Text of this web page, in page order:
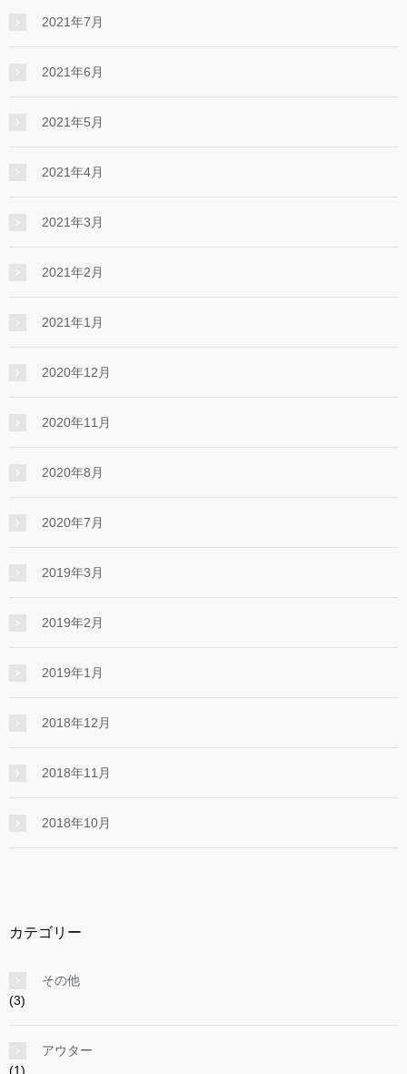
2021年7月
2021年6月
2021年5月
2021年4月
2021年3月
2021年2月
2021年1月
2020年12月
2020年11月
2020年8月
2020年7月
2019年3月
2019年2月
2019年1月
2018年12月
2018年11月
2018年10月
カテゴリー
その他
(3)
アウター
(1)